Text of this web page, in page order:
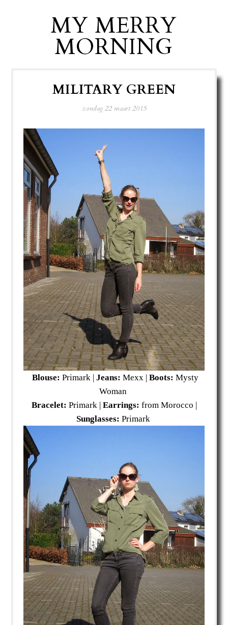
MY MERRY
MORNING
MILITARY GREEN
zondag 22 maart 2015
Blouse: Primark | Jeans: Mexx | Boots: Mysty
Woman
Bracelet: Primark | Earrings: from Morocco |
Sunglasses: Primark